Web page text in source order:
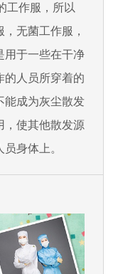
工作服，所以
，无菌工作服，
用于一些在干净
的人员所穿着的
能成为灰尘散发
，使其他散发源
身体上。